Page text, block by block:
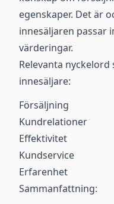
egenskaper. Det är
innesäljaren passar
värderingar.
Relevanta
innesäljare:
Försäljning
Kundrelationer
Effektivitet
Kundservice
Erfarenhet
Sammanfattning: